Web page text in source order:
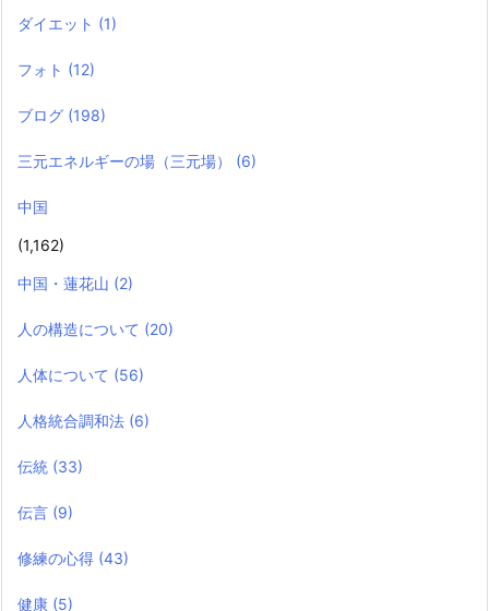
ダイエット (1)
フォト (12)
ブログ (198)
三元エネルギーの場（三元場） (6)
中国
(1,162)
中国・蓮花山 (2)
人の構造について (20)
人体について (56)
人格統合調和法 (6)
伝統 (33)
伝言 (9)
修練の心得 (43)
健康 (5)